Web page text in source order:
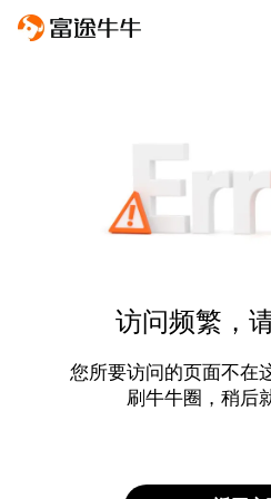
访问频繁，
您所要访问的页面不在
刷牛牛圈，稍后